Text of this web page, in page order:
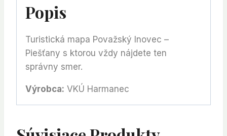
Popis
Turistická mapa Považský Inovec –
Piešťany s ktorou vždy nájdete ten
správny smer.
Výrobca: VKÚ Harmanec